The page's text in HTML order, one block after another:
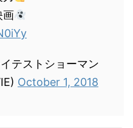
画
テストショーマン
October 1, 2018